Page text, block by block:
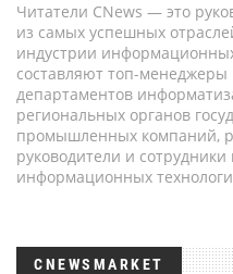
Читатели CNews — это
из самых успешных
индустрии
составляют топ-
департаментов
региональных органов
промышленных компаний,
руководители и
информационных
CNEWSMARKET